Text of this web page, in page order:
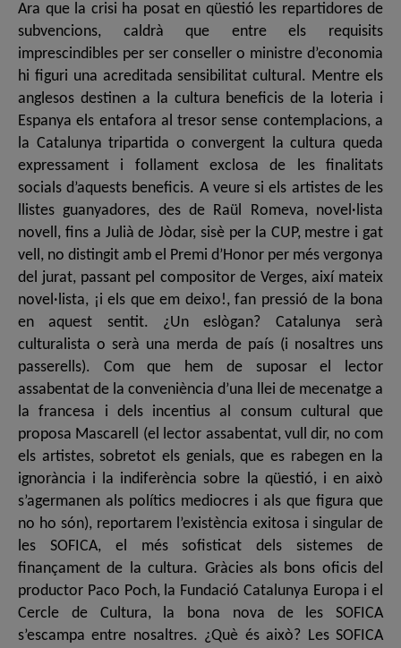
Ara que la crisi ha posat en qüestió les repartidores de
subvencions, caldrà que entre els requisits
imprescindibles per ser conseller o ministre d’economia
hi figuri una acreditada sensibilitat cultural. Mentre els
anglesos destinen a la cultura beneficis de la loteria i
Espanya els entafora al tresor sense contemplacions, a
la Catalunya tripartida o convergent la cultura queda
expressament i follament exclosa de les finalitats
socials d’aquests beneficis. A veure si els artistes de les
llistes guanyadores, des de Raül Romeva, novel·lista
novell, fins a Julià de Jòdar, sisè per la CUP, mestre i gat
vell, no distingit amb el Premi d’Honor per més vergonya
del jurat, passant pel compositor de Verges, així mateix
novel·lista, ¡i els que em deixo!, fan pressió de la bona
en aquest sentit. ¿Un eslògan? Catalunya serà
culturalista o serà una merda de país (i nosaltres uns
passerells). Com que hem de suposar el lector
assabentat de la conveniència d’una llei de mecenatge a
la francesa i dels incentius al consum cultural que
proposa Mascarell (el lector assabentat, vull dir, no com
els artistes, sobretot els genials, que es rabegen en la
ignorància i la indiferència sobre la qüestió, i en això
s’agermanen als polítics mediocres i als que figura que
no ho són), reportarem l’existència exitosa i singular de
les SOFICA, el més sofisticat dels sistemes de
finançament de la cultura. Gràcies als bons oficis del
productor Paco Poch, la Fundació Catalunya Europa i el
Cercle de Cultura, la bona nova de les SOFICA
s’escampa entre nosaltres. ¿Què és això? Les SOFICA